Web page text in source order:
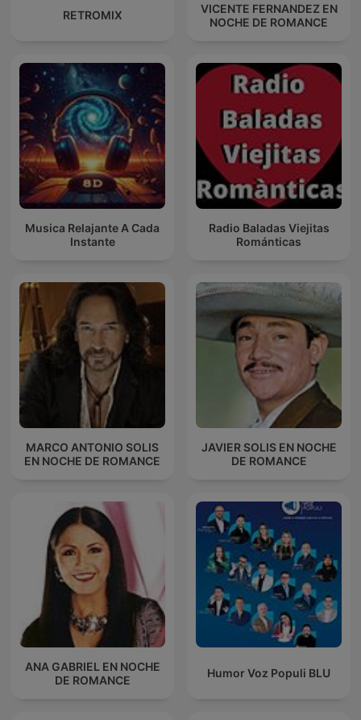
RETROMIX
VICENTE FERNANDEZ EN
NOCHE DE ROMANCE
Musica Relajante A Cada
Instante
Radio Baladas Viejitas
Románticas
MARCO ANTONIO SOLIS
EN NOCHE DE ROMANCE
JAVIER SOLIS EN NOCHE
DE ROMANCE
ANA GABRIEL EN NOCHE
DE ROMANCE
Humor Voz Populi BLU